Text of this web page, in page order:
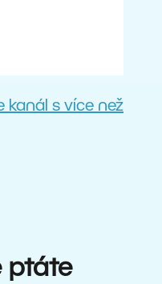
kanál s více než
ptáte